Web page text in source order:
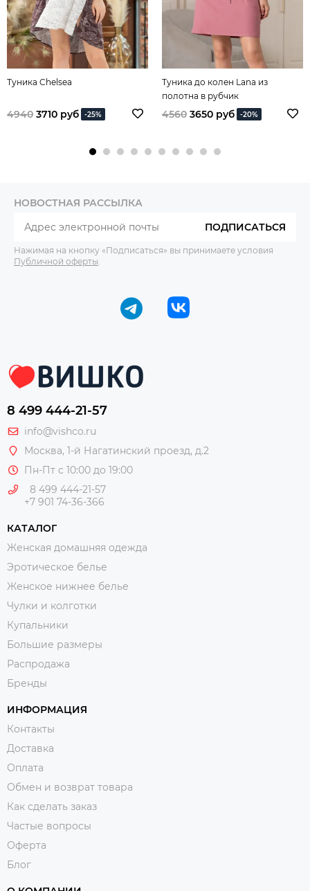
Туника Chelsea
4940 3710 руб -25%
Туника до колен Lana из
полотна в рубчик
4560 3650 руб -20%
НОВОСТНАЯ РАССЫЛКА
ПОДПИСАТЬСЯ
Нажимая на кнопку «Подписаться» вы принимаете условия
Публичной оферты
8 499 444-21-57
info@vishco.ru
Москва, 1-й Нагатинский проезд, д.2
Пн-Пт с 10:00 до 19:00
8 499 444-21-57
+7 901 74-36-366
КАТАЛОГ
Женская домашняя одежда
Эротическое белье
Женское нижнее белье
Чулки и колготки
Купальники
Большие размеры
Распродажа
Бренды
ИНФОРМАЦИЯ
Контакты
Доставка
Оплата
Обмен и возврат товара
Как сделать заказ
Частые вопросы
Оферта
Блог